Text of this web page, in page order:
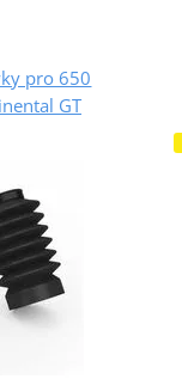
pro 650
GT